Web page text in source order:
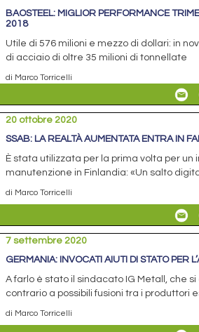
BAOSTEEL: MIGLIOR PERFORMANCE
2018
Utile di 576 milioni e mezzo di dollari: in
di acciaio di oltre 35 milioni di tonnellate
di Marco Torricelli
20 ottobre 2020
SSAB: LA REALTÀ AUMENTATA ENTRA IN
È stata utilizzata per la prima volta per un
manutenzione in Finlandia: «Un salto
di Marco Torricelli
7 settembre 2020
GERMANIA: INVOCATI AIUTI DI STATO PER
A farlo è stato il sindacato IG Metall, che
contrario a possibili fusioni tra i produttori
di Marco Torricelli